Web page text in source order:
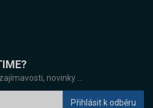
novinky ...